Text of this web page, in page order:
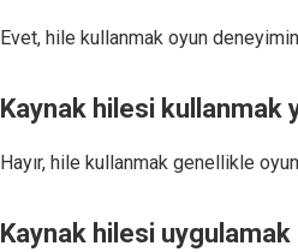
Evet, hile kullanmak oyun
Kaynak hilesi kullanmak
Hayır, hile kullanmak genellikle
Kaynak hilesi